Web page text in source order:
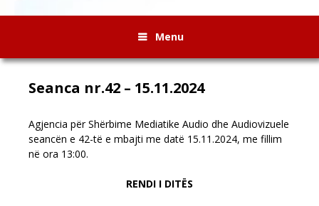
Menu
Seanca nr.42 – 15.11.2024
Agjencia për Shërbime Mediatike Audio dhe Audiovizuele
seancën e 42-të e mbajti me datë 15.11.2024, me fillim
në ora 13:00.
RENDI I DITËS